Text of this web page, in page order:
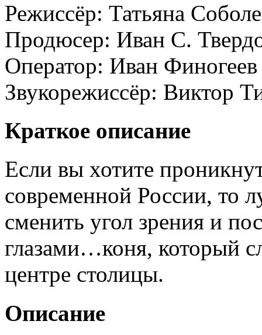
Режиссёр: Татьяна
Продюсер: Иван С.
Оператор: Иван Финогеев
Звукорежиссёр: Виктор
Краткое описание
Если вы хотите
современной России, то
сменить угол зрения и
глазами…коня, который
центре столицы.
Описание